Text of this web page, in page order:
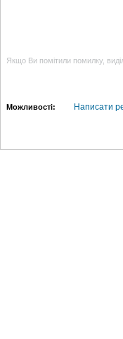
Якщо Ви помітили помилку,
Можливості: Написати